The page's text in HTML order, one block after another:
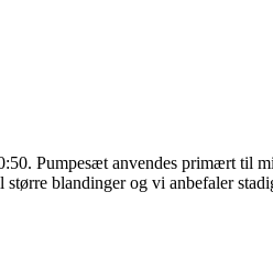
Pumpesæt anvendes primært til
blandinger og vi anbefaler